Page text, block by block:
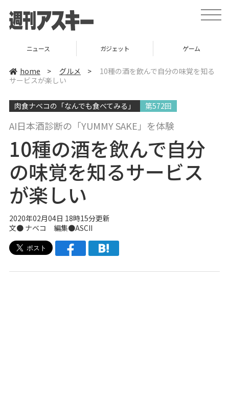
t
o
v
ニュース ガジェット ゲーム
home > グルメ >
10種の酒を飲んで自分の味覚を知る
サービスが楽しい
肉食ナベコの「なんでも食べてみる」 第572回
AI日本酒診断の「YUMMY SAKE」を体験
10種の酒を飲んで自分
の味覚を知るサービス
が楽しい
2020年02月04日 18時15分更新
文● ナベコ 編集●ASCII